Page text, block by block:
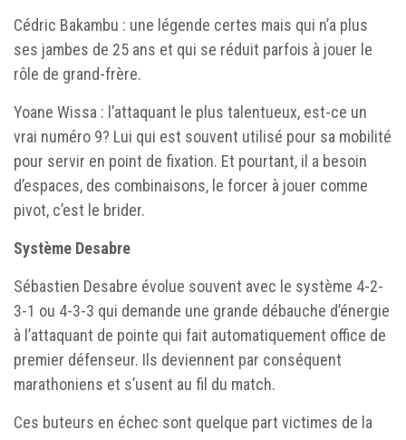
Cédric Bakambu : une légende certes mais qui n’a plus
ses jambes de 25 ans et qui se réduit parfois à jouer le
rôle de grand-frère.
Yoane Wissa : l’attaquant le plus talentueux, est-ce un
vrai numéro 9? Lui qui est souvent utilisé pour sa mobilité
pour servir en point de fixation. Et pourtant, il a besoin
d’espaces, des combinaisons, le forcer à jouer comme
pivot, c’est le brider.
Système Desabre
Sébastien Desabre évolue souvent avec le système 4-2-
3-1 ou 4-3-3 qui demande une grande débauche d’énergie
à l’attaquant de pointe qui fait automatiquement office de
premier défenseur. Ils deviennent par conséquent
marathoniens et s’usent au fil du match.
Ces buteurs en échec sont quelque part victimes de la